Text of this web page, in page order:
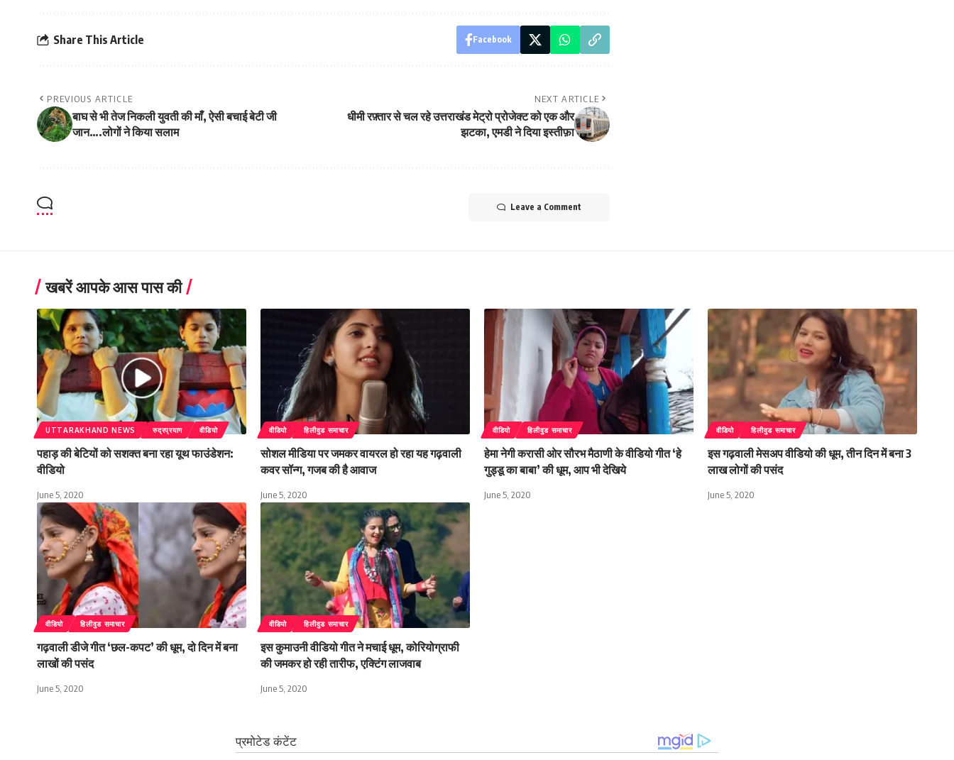
Share This Article Facebook
PREVIOUS ARTICLE
बाघ से भी तेज निकली युवती की माँ, ऐसी बचाई बेटी जी
जान….लोगों ने किया सलाम
NEXT ARTICLE
धीमी रफ़्तार से चल रहे उत्तराखंड मेट्रो प्रोजेक्ट को एक और
झटका, एमडी ने दिया इस्तीफ़ा
Leave a Comment
खबरें आपके आस पास की
UTTARAKHAND NEWS रुद्रप्रयाग वीडियो
पहाड़ की बेटियों को सशक्त बना रहा यूथ फाउंडेशन:
वीडियो
June 5, 2020
वीडियो हिलीवुड समाचार
सोशल मीडिया पर जमकर वायरल हो रहा यह गढ़वाली
कवर सॉन्ग, गजब की है आवाज
June 5, 2020
वीडियो हिलीवुड समाचार
हेमा नेगी करासी ओर सौरभ मैठाणी के वीडियो गीत ‘हे
गुड्डू का बाबा’ की धूम, आप भी देखिये
June 5, 2020
वीडियो हिलीवुड समाचार
इस गढ़वाली मेसअप वीडियो की धूम, तीन दिन में बना 3
लाख लोगों की पसंद
June 5, 2020
वीडियो हिलीवुड समाचार
गढ़वाली डीजे गीत ‘छल-कपट’ की धूम, दो दिन में बना
लाखों की पसंद
June 5, 2020
वीडियो हिलीवुड समाचार
इस कुमाउनी वीडियो गीत ने मचाई धूम, कोरियोग्राफी
की जमकर हो रही तारीफ, एक्टिंग लाजवाब
June 5, 2020